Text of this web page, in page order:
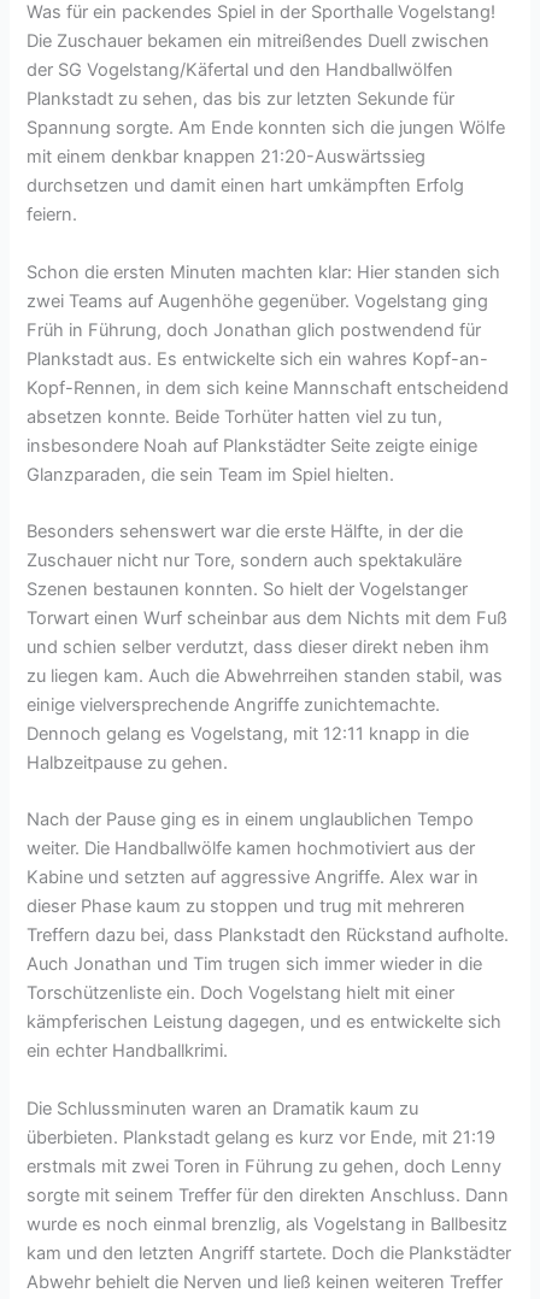
Was für ein packendes Spiel in der Sporthalle Vogelstang!
Die Zuschauer bekamen ein mitreißendes Duell zwischen
der SG Vogelstang/Käfertal und den Handballwölfen
Plankstadt zu sehen, das bis zur letzten Sekunde für
Spannung sorgte. Am Ende konnten sich die jungen Wölfe
mit einem denkbar knappen 21:20-Auswärtssieg
durchsetzen und damit einen hart umkämpften Erfolg
feiern.
Schon die ersten Minuten machten klar: Hier standen sich
zwei Teams auf Augenhöhe gegenüber. Vogelstang ging
Früh in Führung, doch Jonathan glich postwendend für
Plankstadt aus. Es entwickelte sich ein wahres Kopf-an-
Kopf-Rennen, in dem sich keine Mannschaft entscheidend
absetzen konnte. Beide Torhüter hatten viel zu tun,
insbesondere Noah auf Plankstädter Seite zeigte einige
Glanzparaden, die sein Team im Spiel hielten.
Besonders sehenswert war die erste Hälfte, in der die
Zuschauer nicht nur Tore, sondern auch spektakuläre
Szenen bestaunen konnten. So hielt der Vogelstanger
Torwart einen Wurf scheinbar aus dem Nichts mit dem Fuß
und schien selber verdutzt, dass dieser direkt neben ihm
zu liegen kam. Auch die Abwehrreihen standen stabil, was
einige vielversprechende Angriffe zunichtemachte.
Dennoch gelang es Vogelstang, mit 12:11 knapp in die
Halbzeitpause zu gehen.
Nach der Pause ging es in einem unglaublichen Tempo
weiter. Die Handballwölfe kamen hochmotiviert aus der
Kabine und setzten auf aggressive Angriffe. Alex war in
dieser Phase kaum zu stoppen und trug mit mehreren
Treffern dazu bei, dass Plankstadt den Rückstand aufholte.
Auch Jonathan und Tim trugen sich immer wieder in die
Torschützenliste ein. Doch Vogelstang hielt mit einer
kämpferischen Leistung dagegen, und es entwickelte sich
ein echter Handballkrimi.
Die Schlussminuten waren an Dramatik kaum zu
überbieten. Plankstadt gelang es kurz vor Ende, mit 21:19
erstmals mit zwei Toren in Führung zu gehen, doch Lenny
sorgte mit seinem Treffer für den direkten Anschluss. Dann
wurde es noch einmal brenzlig, als Vogelstang in Ballbesitz
kam und den letzten Angriff startete. Doch die Plankstädter
Abwehr behielt die Nerven und ließ keinen weiteren Treffer